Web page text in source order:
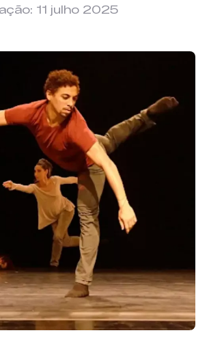
11 julho 2025